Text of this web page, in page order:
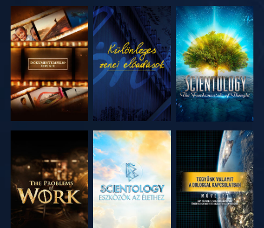
A SOROZAT
RÉSZEI
MŰSORNÉZÉS
A SOROZAT
RÉSZEI
A SOROZAT
RÉSZEI
A SOROZAT
RÉSZEI
MŰSORNÉZÉS